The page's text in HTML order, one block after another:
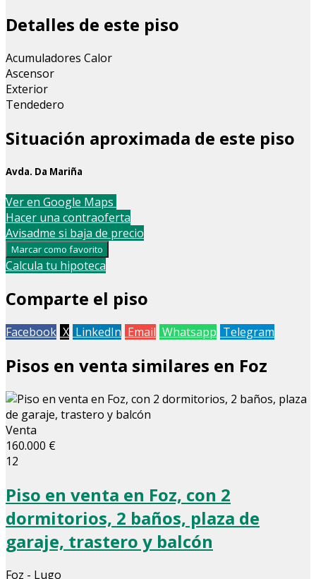
Detalles de este piso
Acumuladores Calor
Ascensor
Exterior
Tendedero
Situación aproximada de este piso
Avda. Da Mariña
+
−
Ver en Google Maps
Hacer una contraoferta
Avisadme si baja de precio
Marcar como favorito
Calcula tu hipoteca
Comparte el piso
Facebook X LinkedIn Email Whatsapp Telegram
Pisos en venta similares en Foz
Venta
160.000 €
12
Piso en venta en Foz, con 2
dormitorios, 2 baños, plaza de
garaje, trastero y balcón
Foz - Lugo